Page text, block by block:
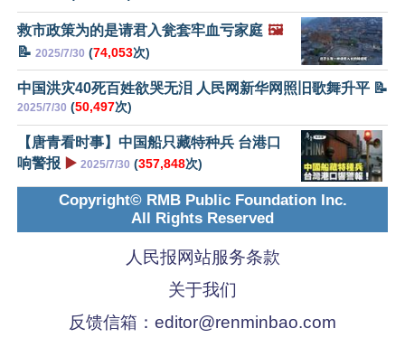
救市政策为的是请君入瓮套牢血亏家庭 🖼️
📝 2025/7/30 (74,053次)
中国洪灾40死百姓欲哭无泪 人民网新华网照旧歌舞升平 📝
2025/7/30 (50,497次)
【唐青看时事】中国船只藏特种兵 台港口
响警报 ▶️ 2025/7/30 (357,848次)
Copyright© RMB Public Foundation Inc.
All Rights Reserved
人民报网站服务条款
关于我们
反馈信箱： editor@renminbao.com